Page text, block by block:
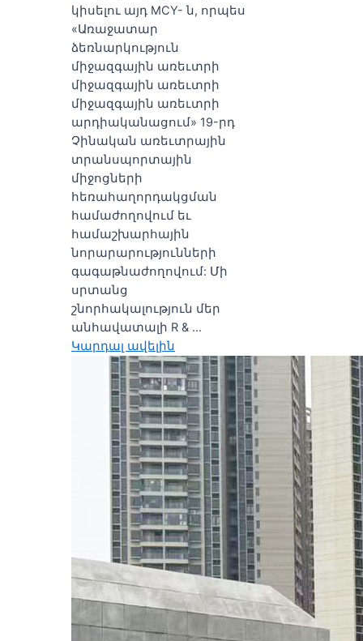
կիսելու այդ MCY- ն, որպես
«Առաջատար
ձեռնարկություն
միջազգային առեւտրի
միջազգային առեւտրի
միջազգային առեւտրի
արդիականացում» 19-րդ
Չինական առեւտրային
տրանսպորտային
միջոցների
հեռահաղորդակցման
համաժողովում եւ
համաշխարհային
նորարարությունների
գագաթնաժողովում: Մի
սրտանց
շնորհակալություն մեր
անհավատալի R & ...
Կարդալ ավելին